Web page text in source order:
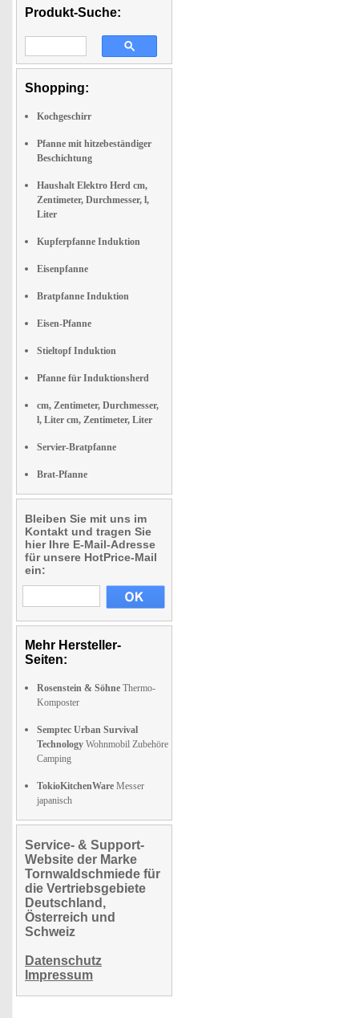
Produkt-Suche:
Shopping:
Kochgeschirr
Pfanne mit hitzebeständiger
Beschichtung
Haushalt Elektro Herd cm,
Zentimeter, Durchmesser, l,
Liter
Kupferpfanne Induktion
Eisenpfanne
Bratpfanne Induktion
Eisen-Pfanne
Stieltopf Induktion
Pfanne für Induktionsherd
cm, Zentimeter, Durchmesser,
l, Liter cm, Zentimeter, Liter
Servier-Bratpfanne
Brat-Pfanne
Bleiben Sie mit uns im
Kontakt und tragen Sie
hier Ihre E-Mail-Adresse
für unsere HotPrice-Mail
ein:
Mehr Hersteller-
Seiten:
Rosenstein & Söhne Thermo-
Komposter
Semptec Urban Survival
Technology Wohnmobil Zubehöre
Camping
TokioKitchenWare Messer
japanisch
Service- & Support-
Website der Marke
Tornwaldschmiede für
die Vertriebsgebiete
Deutschland,
Österreich und
Schweiz
Datenschutz
Impressum